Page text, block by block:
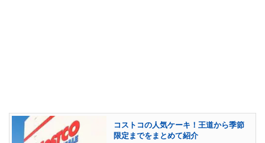
コストコの人気ケーキ！王道から季節
限定までをまとめて紹介